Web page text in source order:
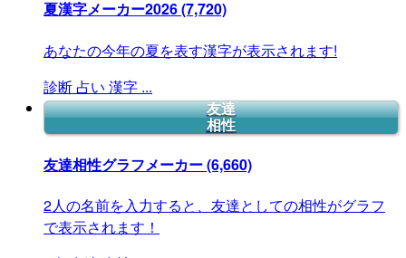
夏漢字メーカー2026(7,720)
あなたの今年の夏を表す漢字が表示されます!
診断 占い 漢字 ...
友達
相性
友達相性グラフメーカー(6,660)
2人の名前を入力すると、友達としての相性がグラフ
で表示されます！